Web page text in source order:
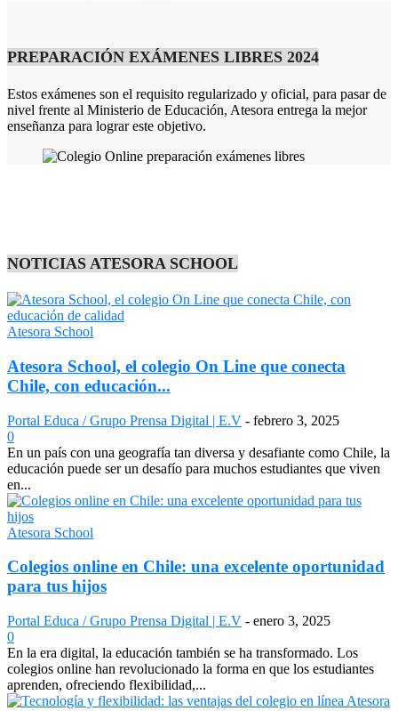
PREPARACIÓN EXÁMENES LIBRES 2024
Estos exámenes son el requisito regularizado y oficial, para pasar de
nivel frente al Ministerio de Educación, Atesora entrega la mejor
enseñanza para lograr este objetivo.
NOTICIAS ATESORA SCHOOL
Atesora School
Atesora School, el colegio On Line que conecta
Chile, con educación...
Portal Educa / Grupo Prensa Digital | E.V - febrero 3, 2025
0
En un país con una geografía tan diversa y desafiante como Chile, la
educación puede ser un desafío para muchos estudiantes que viven
en...
Atesora School
Colegios online en Chile: una excelente oportunidad
para tus hijos
Portal Educa / Grupo Prensa Digital | E.V - enero 3, 2025
0
En la era digital, la educación también se ha transformado. Los
colegios online han revolucionado la forma en que los estudiantes
aprenden, ofreciendo flexibilidad,...